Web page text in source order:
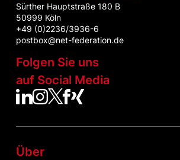
Sürther Hauptstraße 180 B
50999 Köln
+49 (0)2236/3936-6
postbox@net-federation.de
Folgen Sie uns
auf Social Media
NetFed auf LinkedIn
NetFed auf
NetFed auf
NetFed auf
NetFed auf
Über